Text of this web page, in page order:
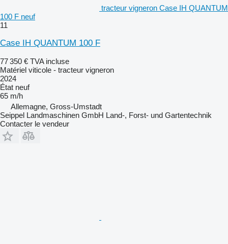
tracteur vigneron Case IH QUANTUM
100 F neuf
11
Case IH QUANTUM 100 F
77 350 € TVA incluse
Matériel viticole - tracteur vigneron
2024
État neuf
65 m/h
Allemagne, Gross-Umstadt
Seippel Landmaschinen GmbH Land-, Forst- und Gartentechnik
Contacter le vendeur